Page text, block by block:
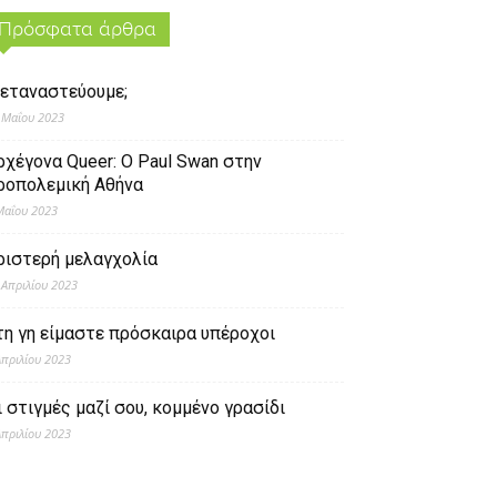
Πρόσφατα άρθρα
2023
Queer: O Paul Swan στην
Αθήνα
2023
μελαγχολία
2023
γη είμαστε πρόσκαιρα υπέροχοι
2023
στιγμές μαζί σου, κομμένο γρασίδι
2023